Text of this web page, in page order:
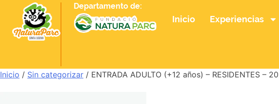
Departamento de:
Inicio Experiencias
Inicio / Sin categorizar / ENTRADA ADULTO (+12 años) – RESIDENTES –